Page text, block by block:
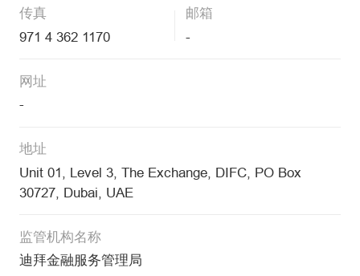
传真
971 4 362 1170
邮箱
-
网址
-
地址
Unit 01, Level 3, The Exchange, DIFC, PO Box
30727, Dubai, UAE
监管机构名称
迪拜金融服务管理局